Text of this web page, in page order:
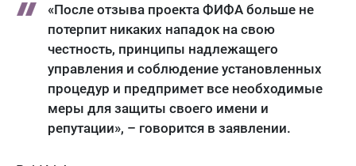
«После отзыва проекта ФИФА больше не
потерпит никаких нападок на свою
честность, принципы надлежащего
управления и соблюдение установленных
процедур и предпримет все необходимые
меры для защиты своего имени и
репутации», – говорится в заявлении.